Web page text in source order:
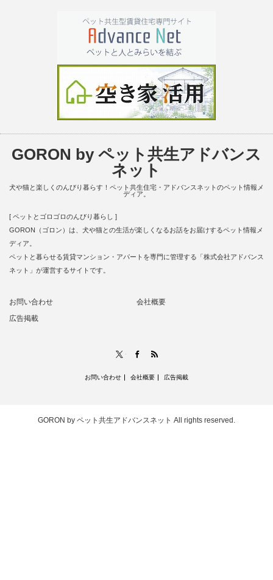
GORON by ペット共生アドバンス
ネット
犬や猫と楽しくのんびり暮らす！ペット共生住宅・アドバンスネットのペット情報メ
ディア。
[ ペットとゴロゴロのんびり暮らし ]
GORON（ゴロン）は、犬や猫との生活が楽しくなるお話をお届けするペット情報メ
ディア。
ペットと暮らせる賃貸マンション・アパートを専門に管理する「株式会社アドバンス
ネット」が運営するサイトです。
お問い合わせ
会社概要
広告掲載
Facebook
お問い合わせ 会社概要 広告掲載
GORON by ペット共生アドバンスネット All rights reserved.